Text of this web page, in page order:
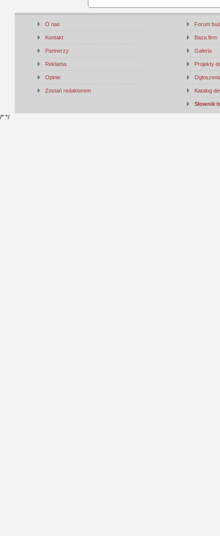
O nas
Kontakt
Partnerzy
Reklama
Opinie
Zostań redaktorem
Forum
Baza firm
Galeria
Projekty
Katalog
Słownik
/* */